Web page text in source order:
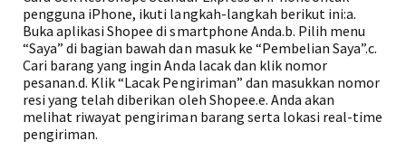
pengguna iPhone, ikuti langkah-langkah berikut ini:a.
Buka aplikasi Shopee di smartphone Anda.b. Pilih menu
“Saya” di bagian bawah dan masuk ke “Pembelian Saya”.c.
Cari barang yang ingin Anda lacak dan klik nomor
pesanan.d. Klik “Lacak Pengiriman” dan masukkan nomor
resi yang telah diberikan oleh Shopee.e. Anda akan
melihat riwayat pengiriman barang serta lokasi real-time
pengiriman.